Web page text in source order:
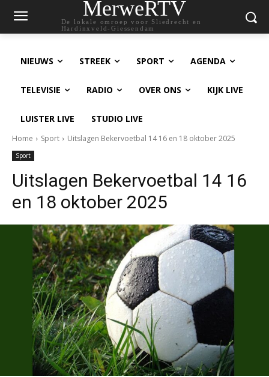
MerweRTV
De lokale omroep voor Sliedrecht en
Hardinxveld-Giessendam
NIEUWS STREEK SPORT AGENDA
TELEVISIE RADIO OVER ONS KIJK LIVE
LUISTER LIVE STUDIO LIVE
Home Sport Uitslagen Bekervoetbal 14 16 en 18 oktober 2025
Sport
Uitslagen Bekervoetbal 14 16
en 18 oktober 2025